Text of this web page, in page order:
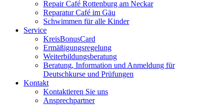
Repair Café Rottenburg am Neckar
Reparatur Café im Gäu
Schwimmen für alle Kinder
Service
KreisBonusCard
Ermäßigungsregelung
Weiterbildungsberatung
Beratung, Information und Anmeldung für
Deutschkurse und Prüfungen
Kontakt
Kontaktieren Sie uns
Ansprechpartner